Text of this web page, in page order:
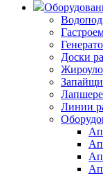
Доски
Линии